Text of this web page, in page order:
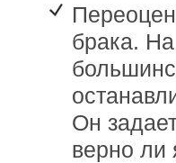
брака. На
Он
верно ли